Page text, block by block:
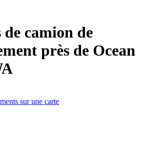
camion de
près de Ocean
sur une carte